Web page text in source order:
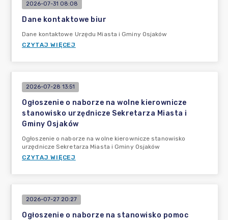
2026-07-31 08:08
Dane kontaktowe biur
Dane kontaktowe Urzędu Miasta i Gminy Osjaków
CZYTAJ WIĘCEJ
2026-07-28 13:51
Ogłoszenie o naborze na wolne kierownicze
stanowisko urzędnicze Sekretarza Miasta i
Gminy Osjaków
Ogłoszenie o naborze na wolne kierownicze stanowisko
urzędnicze Sekretarza Miasta i Gminy Osjaków
CZYTAJ WIĘCEJ
2026-07-27 20:27
Ogłoszenie o naborze na stanowisko pomoc